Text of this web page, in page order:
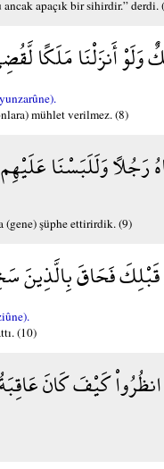
apaçık bir sihirdir.” derdi.
وَلَوْ أَنزَلْنَا مَلَكًا
mühlet verilmez. (8)
رَجُلاً وَلَلَبَسْنَا
(gene) şüphe ettirirdik. (9)
فَحَاقَ بِالَّذِينَ
(10)
كَيْفَ كَانَ